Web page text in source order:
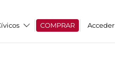
COMPRAR Acceder